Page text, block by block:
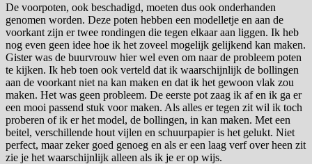
De voorpoten, ook beschadigd, moeten dus ook onderhanden
genomen worden. Deze poten hebben een modelletje en aan de
voorkant zijn er twee rondingen die tegen elkaar aan liggen. Ik heb
nog even geen idee hoe ik het zoveel mogelijk gelijkend kan maken.
Gister was de buurvrouw hier wel even om naar de probleem poten
te kijken. Ik heb toen ook verteld dat ik waarschijnlijk de bollingen
aan de voorkant niet na kan maken en dat ik het gewoon vlak zou
maken. Het was geen probleem. De eerste pot zaag ik af en ik ga er
een mooi passend stuk voor maken. Als alles er tegen zit wil ik toch
proberen of ik er het model, de bollingen, in kan maken. Met een
beitel, verschillende hout vijlen en schuurpapier is het gelukt. Niet
perfect, maar zeker goed genoeg en als er een laag verf over heen zit
zie je het waarschijnlijk alleen als ik je er op wijs.